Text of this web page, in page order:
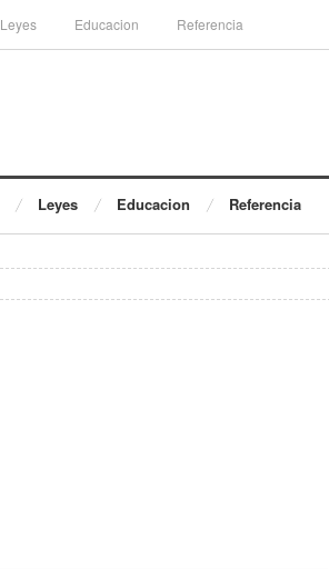
Leyes Educacion Referencia
Leyes Educacion Referencia